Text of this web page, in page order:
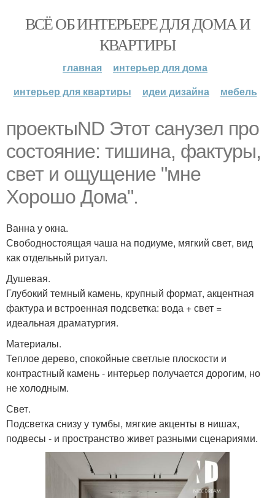
ВСЁ ОБ ИНТЕРЬЕРЕ ДЛЯ ДОМА И
КВАРТИРЫ
главная
интерьер для дома
интерьер для квартиры
идеи дизайна мебель
проектыND Этот санузел про
состояние: тишина, фактуры,
свет и ощущение "мне
Хорошо Дома".
Ванна у окна.
Свободностоящая чаша на подиуме, мягкий свет, вид
как отдельный ритуал.
Душевая.
Глубокий темный камень, крупный формат, акцентная
фактура и встроенная подсветка: вода + свет =
идеальная драматургия.
Материалы.
Теплое дерево, спокойные светлые плоскости и
контрастный камень - интерьер получается дорогим, но
не холодным.
Свет.
Подсветка снизу у тумбы, мягкие акценты в нишах,
подвесы - и пространство живет разными сценариями.